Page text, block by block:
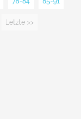
Letzte >>